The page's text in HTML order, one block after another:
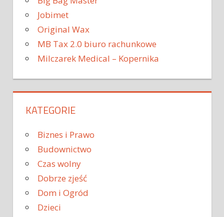
Jobimet
Original Wax
MB Tax 2.0 biuro rachunkowe
Milczarek Medical – Kopernika
KATEGORIE
Biznes i Prawo
Budownictwo
Czas wolny
Dobrze zjeść
Dom i Ogród
Dzieci